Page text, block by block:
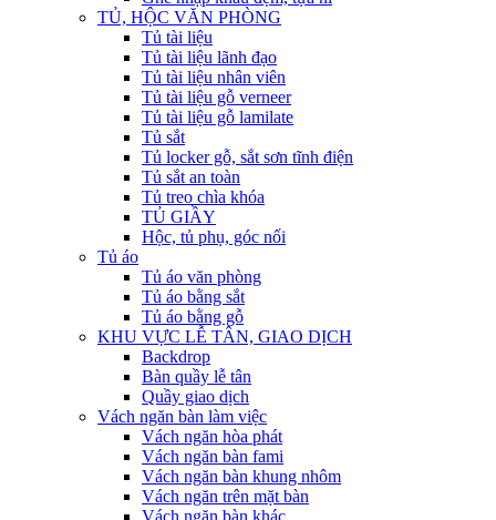
TỦ, HỘC VĂN PHÒNG
Tủ tài liệu
Tủ tài liệu lãnh đạo
Tủ tài liệu nhân viên
Tủ tài liệu gỗ verneer
Tủ tài liệu gỗ lamilate
Tủ sắt
Tủ locker gỗ, sắt sơn tĩnh điện
Tủ sắt an toàn
Tủ treo chìa khóa
TỦ GIẦY
Hộc, tủ phụ, góc nối
Tủ áo
Tủ áo văn phòng
Tủ áo bằng sắt
Tủ áo bằng gỗ
KHU VỰC LỄ TÂN, GIAO DỊCH
Backdrop
Bàn quầy lễ tân
Quầy giao dịch
Vách ngăn bàn làm việc
Vách ngăn hòa phát
Vách ngăn bàn fami
Vách ngăn bàn khung nhôm
Vách ngăn trên mặt bàn